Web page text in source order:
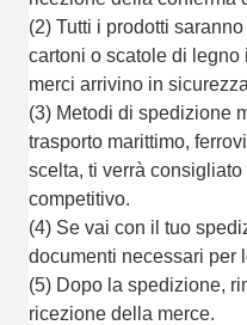
(2) Tutti i prodotti
cartoni o scatole di
merci arrivino in
(3) Metodi di spedizione
trasporto marittimo,
scelta, ti verrà
competitivo.
(4) Se vai con il tuo
documenti necessari per
(5) Dopo la spedizione,
ricezione della merce.